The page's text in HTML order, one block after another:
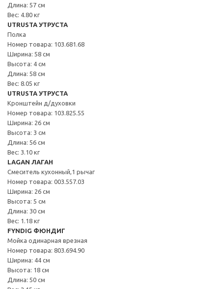
Длина: 57 см
Вес: 4.80 кг
UTRUSTA УТРУСТА
Полка
Номер товара: 103.681.68
Ширина: 58 см
Высота: 4 см
Длина: 58 см
Вес: 8.05 кг
UTRUSTA УТРУСТА
Кронштейн д/духовки
Номер товара: 103.825.55
Ширина: 26 см
Высота: 3 см
Длина: 56 см
Вес: 3.10 кг
LAGAN ЛАГАН
Смеситель кухонный,1 рычаг
Номер товара: 003.557.03
Ширина: 26 см
Высота: 5 см
Длина: 30 см
Вес: 1.18 кг
FYNDIG ФЮНДИГ
Мойка одинарная врезная
Номер товара: 803.694.90
Ширина: 44 см
Высота: 18 см
Длина: 50 см